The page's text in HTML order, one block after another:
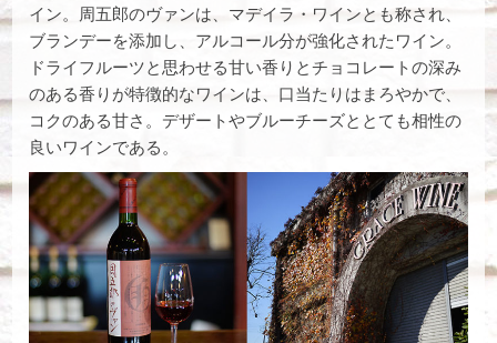
イン。周五郎のヴァンは、マデイラ・ワインとも称され、
ブランデーを添加し、アルコール分が強化されたワイン。
ドライフルーツと思わせる甘い香りとチョコレートの深み
のある香りが特徴的なワインは、口当たりはまろやかで、
コクのある甘さ。デザートやブルーチーズととても相性の
良いワインである。